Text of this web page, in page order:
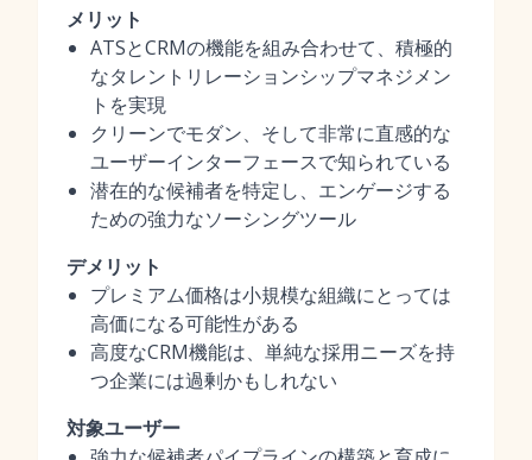
メリット
ATSとCRMの機能を組み合わせて、積極的
なタレントリレーションシップマネジメン
トを実現
クリーンでモダン、そして非常に直感的な
ユーザーインターフェースで知られている
潜在的な候補者を特定し、エンゲージする
ための強力なソーシングツール
デメリット
プレミアム価格は小規模な組織にとっては
高価になる可能性がある
高度なCRM機能は、単純な採用ニーズを持
つ企業には過剰かもしれない
対象ユーザー